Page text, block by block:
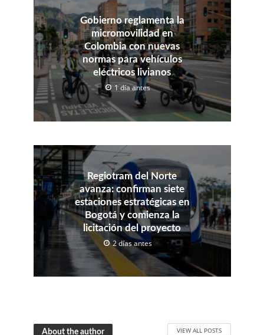
Gobierno reglamenta la
micromovilidad en
Colombia con nuevas
normas para vehículos
eléctricos livianos
1 día antes
Regiotram del Norte
avanza: confirman siete
estaciones estratégicas en
Bogotá y comienza la
licitación del proyecto
2 días antes
About the author VIEW ALL POSTS